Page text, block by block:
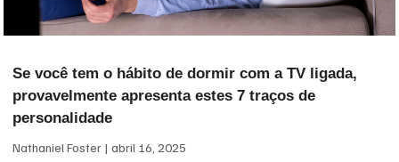
Se você tem o hábito de dormir com a TV ligada,
provavelmente apresenta estes 7 traços de
personalidade
Nathaniel Foster abril 16, 2025